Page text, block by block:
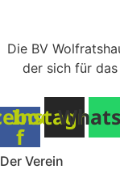
Die BV
der sich für
f
Instagram
Der Verein